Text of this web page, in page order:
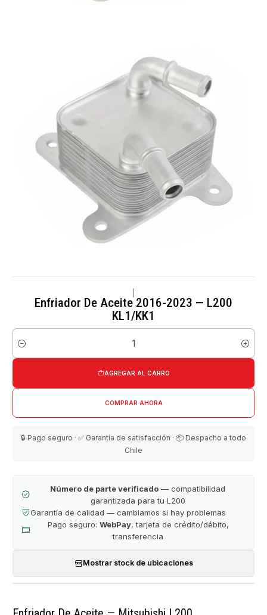
Enfriador De Aceite 2016-2023 — L200
KL1/KK1
Cantidad
AGREGAR AL CARRO
COMPRAR AHORA
🔒 Pago seguro · ✅ Garantía de satisfacción · 📦 Despacho a todo
Chile
Número de parte verificado — compatibilidad
garantizada para tu L200
Garantía de calidad — cambiamos si hay problemas
Pago seguro: WebPay, tarjeta de crédito/débito,
transferencia
Mostrar stock de ubicaciones